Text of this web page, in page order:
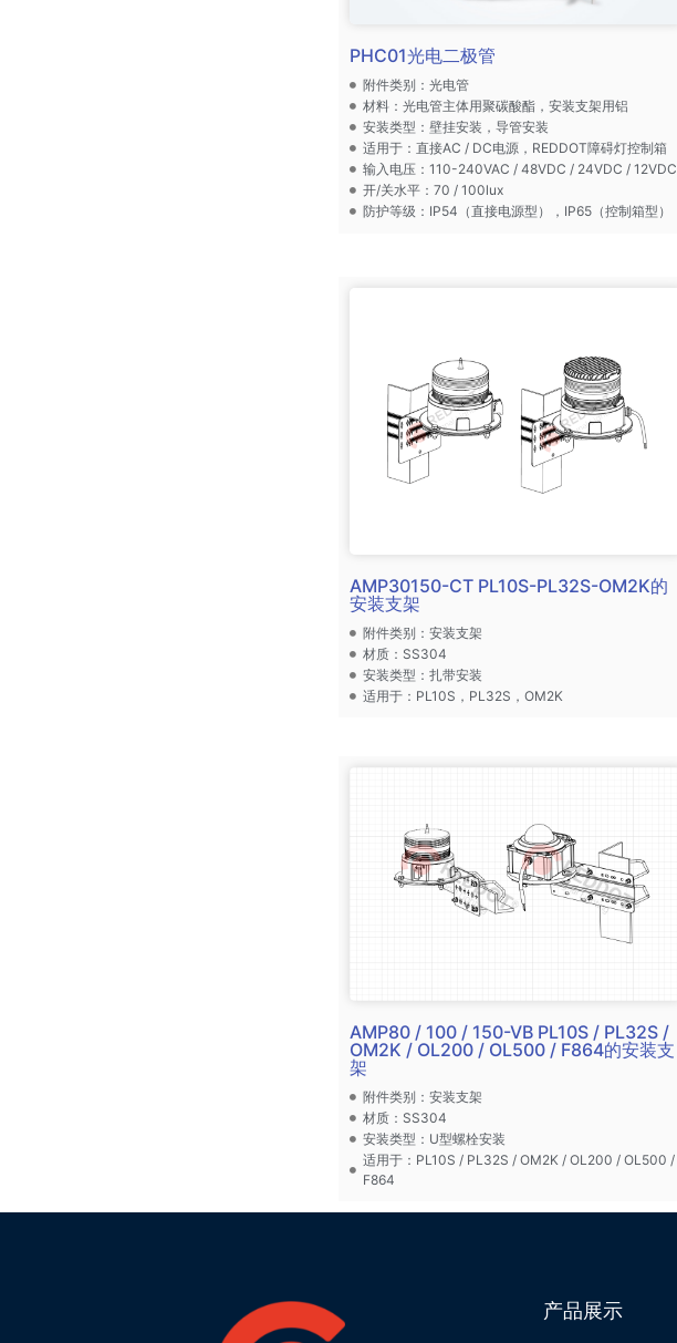
PHC01光电二极管
附件类别：光电管
材料：光电管主体用聚碳酸酯，安装支架用铝
安装类型：壁挂安装，导管安装
适用于：直接AC / DC电源，REDDOT障碍灯控制箱
输入电压：110-240VAC / 48VDC / 24VDC / 12VDC
开/关水平：70 / 100lux
防护等级：IP54（直接电源型），IP65（控制箱型）
AMP30150-CT PL10S-PL32S-OM2K的
安装支架
附件类别：安装支架
材质：SS304
安装类型：扎带安装
适用于：PL10S，PL32S，OM2K
AMP80 / 100 / 150-VB PL10S / PL32S /
OM2K / OL200 / OL500 / F864的安装支
架
附件类别：安装支架
材质：SS304
安装类型：U型螺栓安装
适用于：PL10S / PL32S / OM2K / OL200 / OL500 /
F864
产品展示